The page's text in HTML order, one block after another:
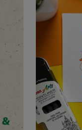
La fête
parfait
DIY :
fête